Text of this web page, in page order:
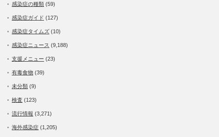
感染症の種類 (59)
感染症ガイド (127)
感染症タイムズ (10)
感染症ニュース (9,188)
支援メニュー (23)
有毒食物 (39)
未分類 (9)
検査 (123)
流行情報 (3,271)
海外感染症 (1,205)